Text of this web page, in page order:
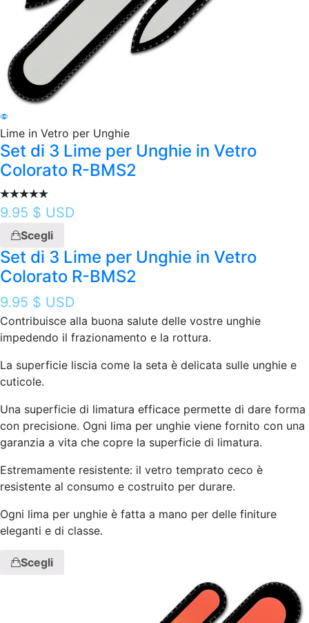
Lime in Vetro per Unghie
Set di 3 Lime per Unghie in Vetro
Colorato R-BMS2
9.95 $ USD
Scegli
Set di 3 Lime per Unghie in Vetro
Colorato R-BMS2
9.95 $ USD
Contribuisce alla buona salute delle vostre unghie
impedendo il frazionamento e la rottura.
La superficie liscia come la seta è delicata sulle unghie e
cuticole.
Una superficie di limatura efficace permette di dare forma
con precisione. Ogni lima per unghie viene fornito con una
garanzia a vita che copre la superficie di limatura.
Estremamente resistente: il vetro temprato ceco è
resistente al consumo e costruito per durare.
Ogni lima per unghie è fatta a mano per delle finiture
eleganti e di classe.
Scegli